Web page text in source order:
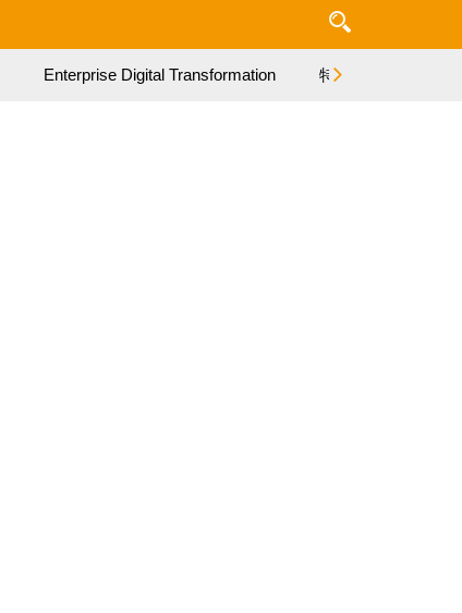
Enterprise Digital Transformation 特集